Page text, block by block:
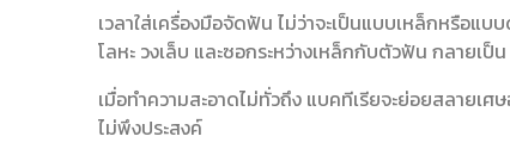
เวลาใส่เครื่องมือจัดฟัน ไม่ว่าจะเป็นแบบเหล็กหรือแ
โลหะ วงเล็บ และซอกระหว่างเหล็กกับตัวฟัน กลายเป็
เมื่อทำความสะอาดไม่ทั่วถึง แบคทีเรียจะย่อยสลายเ
ไม่พึงประสงค์